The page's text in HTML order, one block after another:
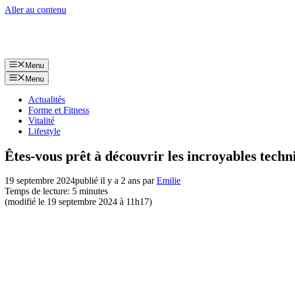
Aller au contenu
Menu
Menu
Actualités
Forme et Fitness
Vitalité
Lifestyle
Êtes-vous prêt à découvrir les incroyables
19 septembre 2024publié il y a 2 ans parEmilie
Temps de lecture: 5 minutes
(modifié le 19 septembre 2024 à 11h17)